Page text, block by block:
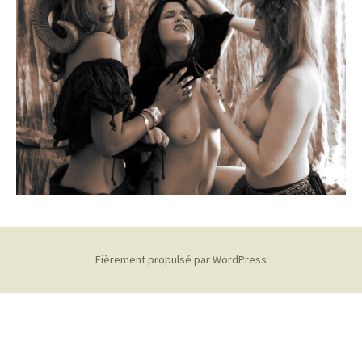
Fièrement propulsé par WordPress